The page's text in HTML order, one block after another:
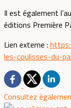
Il est également
éditions Première
Lien externe :
les-coulisses-du-
Consultez